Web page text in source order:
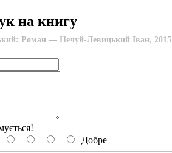
на книгу
Роман — Нечуй-Левицький Іван, 2015
Добре